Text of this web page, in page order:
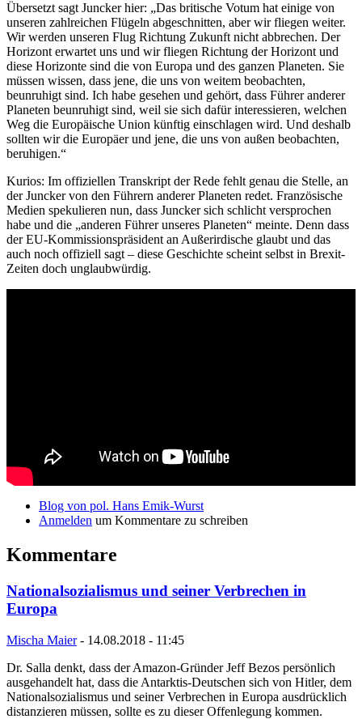
Übersetzt sagt Juncker hier: „Das britische Votum hat einige von
unseren zahlreichen Flügeln abgeschnitten, aber wir fliegen weiter.
Wir werden unseren Flug Richtung Zukunft nicht abbrechen. Der
Horizont erwartet uns und wir fliegen Richtung der Horizont und
diese Horizonte sind die von Europa und des ganzen Planeten. Sie
müssen wissen, dass jene, die uns von weitem beobachten,
beunruhigt sind. Ich habe gesehen und gehört, dass Führer anderer
Planeten beunruhigt sind, weil sie sich dafür interessieren, welchen
Weg die Europäische Union künftig einschlagen wird. Und deshalb
sollten wir die Europäer und jene, die uns von außen beobachten,
beruhigen.“
Kurios: Im offiziellen Transkript der Rede fehlt genau die Stelle, an
der Juncker von den Führern anderer Planeten redet. Französische
Medien spekulieren nun, dass Juncker sich schlicht versprochen
habe und die „anderen Führer unseres Planeten“ meinte. Denn dass
der EU-Kommissionspräsident an Außerirdische glaubt und das
auch noch offiziell sagt – diese Geschichte scheint selbst in Brexit-
Zeiten doch unglaubwürdig.
Blog von pol. Hans Emik-Wurst
Anmelden um Kommentare zu schreiben
Kommentare
Nationalsozialismus und seiner Verbrechen in
Europa
Mischa Maier- 14.08.2018 - 11:45
Dr. Salla denkt, dass der Amazon-Gründer Jeff Bezos persönlich
ausgehandelt hat, dass die Antarktis-Deutschen sich von Hitler, dem
Nationalsozialismus und seiner Verbrechen in Europa ausdrücklich
distanzieren müssen, sollte es zu dieser Offenlegung kommen.